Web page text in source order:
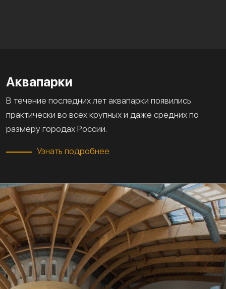
Аквапарки
В течение последних лет аквапарки появились
практически во всех крупных и даже средних по
размеру городах России.
Узнать подробнее